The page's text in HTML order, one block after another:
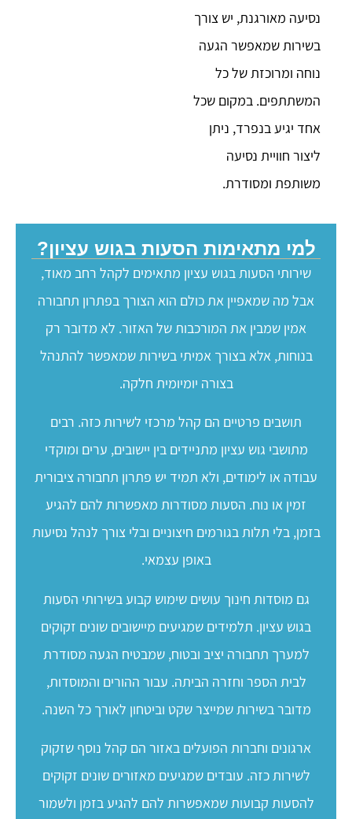
נסיעה מאורגנת, יש צורך
בשירות שמאפשר הגעה
נוחה ומרוכזת של כל
המשתתפים. במקום שכל
אחד יגיע בנפרד, ניתן
ליצור חוויית נסיעה
משותפת ומסודרת.
למי מתאימות הסעות בגוש עציון?
שירותי הסעות בגוש עציון מתאימים לקהל רחב מאוד,
אבל מה שמאפיין את כולם הוא הצורך בפתרון תחבורה
אמין שמבין את המורכבות של האזור. לא מדובר רק
בנוחות, אלא בצורך אמיתי בשירות שמאפשר להתנהל
בצורה יומיומית חלקה.
תושבים פרטיים הם קהל מרכזי לשירות כזה. רבים
מתושבי גוש עציון מתניידים בין יישובים, ערים ומוקדי
עבודה או לימודים, ולא תמיד יש פתרון תחבורה ציבורית
זמין או נוח. הסעות מסודרות מאפשרות להם להגיע
בזמן, בלי תלות בגורמים חיצוניים ובלי צורך לנהל נסיעות
באופן עצמאי.
גם מוסדות חינוך עושים שימוש קבוע בשירותי הסעות
בגוש עציון. תלמידים שמגיעים מיישובים שונים זקוקים
למערך תחבורה יציב ובטוח, שמבטיח הגעה מסודרת
לבית הספר וחזרה הביתה. עבור ההורים והמוסדות,
מדובר בשירות שמייצר שקט וביטחון לאורך כל השנה.
ארגונים וחברות הפועלים באזור הם קהל נוסף שזקוק
לשירות כזה. עובדים שמגיעים מאזורים שונים זקוקים
להסעות קבועות שמאפשרות להם להגיע בזמן ולשמור